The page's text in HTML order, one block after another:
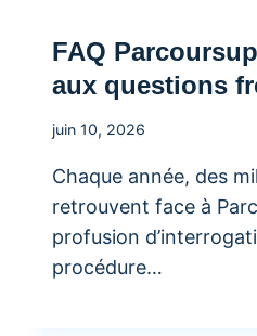
FAQ
aux questions
juin 10, 2026
Chaque année, des
retrouvent face à
profusion
procédure…